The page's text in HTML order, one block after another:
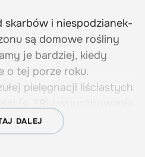
skarbów i niespodzianek-
są domowe rośliny
je bardziej, kiedy
o tej porze roku.
pielęgnacji liściastych
z sukulentami w
przez polskich
DALEJ